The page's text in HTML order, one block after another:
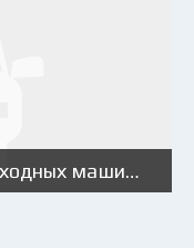
Правила регистрации самоходных машин в Гостехнадзоре